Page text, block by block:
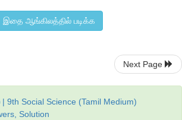
இதன் மூலம் பெண்கள்
இதை ஆங்கிலத்தில் படிக்க
Next Page
| 9th Social Science (Tamil Medium)
Solution